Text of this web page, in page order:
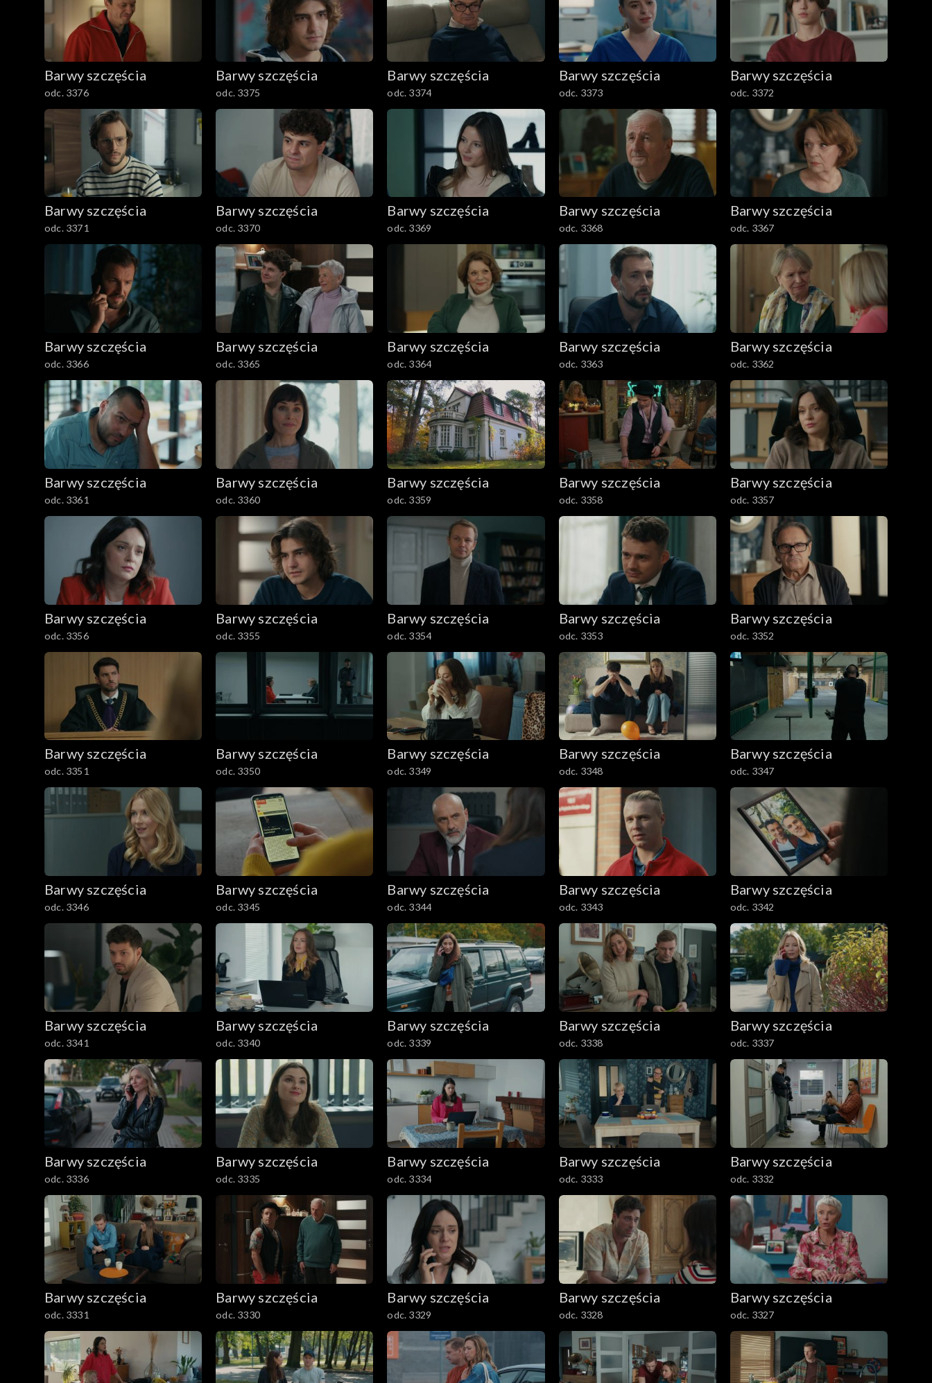
2001–2100
1901–2000
1801–1900
1701–1800
1501–1600
1401–1500
1301–1400
1201–1300
1101–1200
1001–1100
901–1000
801–900
782–800
Barwy szczęścia
odc. 3376
Barwy szczęścia
odc. 3375
Barwy szczęścia
odc. 3374
Barwy szczęścia
odc. 3373
Barwy szczęścia
odc. 3372
Barwy szczęścia
odc. 3371
Barwy szczęścia
odc. 3370
Barwy szczęścia
odc. 3369
Barwy szczęścia
odc. 3368
Barwy szczęścia
odc. 3367
Barwy szczęścia
odc. 3366
Barwy szczęścia
odc. 3365
Barwy szczęścia
odc. 3364
Barwy szczęścia
odc. 3363
Barwy szczęścia
odc. 3362
Barwy szczęścia
odc. 3361
Barwy szczęścia
odc. 3360
Barwy szczęścia
odc. 3359
Barwy szczęścia
odc. 3358
Barwy szczęścia
odc. 3357
Barwy szczęścia
odc. 3356
Barwy szczęścia
odc. 3355
Barwy szczęścia
odc. 3354
Barwy szczęścia
odc. 3353
Barwy szczęścia
odc. 3352
Barwy szczęścia
odc. 3351
Barwy szczęścia
odc. 3350
Barwy szczęścia
odc. 3349
Barwy szczęścia
odc. 3348
Barwy szczęścia
odc. 3347
Barwy szczęścia
odc. 3346
Barwy szczęścia
odc. 3345
Barwy szczęścia
odc. 3344
Barwy szczęścia
odc. 3343
Barwy szczęścia
odc. 3342
Barwy szczęścia
odc. 3341
Barwy szczęścia
odc. 3340
Barwy szczęścia
odc. 3339
Barwy szczęścia
odc. 3338
Barwy szczęścia
odc. 3337
Barwy szczęścia
odc. 3336
Barwy szczęścia
odc. 3335
Barwy szczęścia
odc. 3334
Barwy szczęścia
odc. 3333
Barwy szczęścia
odc. 3332
Barwy szczęścia
odc. 3331
Barwy szczęścia
odc. 3330
Barwy szczęścia
odc. 3329
Barwy szczęścia
odc. 3328
Barwy szczęścia
odc. 3327